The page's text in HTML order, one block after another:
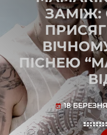
ЗАМІЖ:
ПІСНЕЮ
today 18